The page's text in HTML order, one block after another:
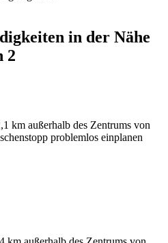
in der Nähe
2
km außerhalb des Zentrums von
problemlos einplanen